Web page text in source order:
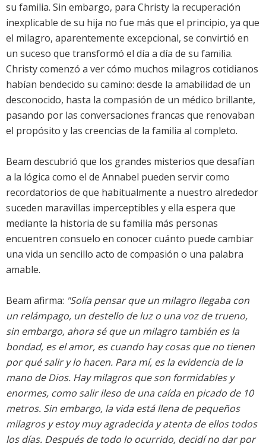
su familia. Sin embargo, para Christy la recuperación
inexplicable de su hija no fue más que el principio, ya que
el milagro, aparentemente excepcional, se convirtió en
un suceso que transformó el día a día de su familia.
Christy comenzó a ver cómo muchos milagros cotidianos
habían bendecido su camino: desde la amabilidad de un
desconocido, hasta la compasión de un médico brillante,
pasando por las conversaciones francas que renovaban
el propósito y las creencias de la familia al completo.
Beam descubrió que los grandes misterios que desafían
a la lógica como el de Annabel pueden servir como
recordatorios de que habitualmente a nuestro alrededor
suceden maravillas imperceptibles y ella espera que
mediante la historia de su familia más personas
encuentren consuelo en conocer cuánto puede cambiar
una vida un sencillo acto de compasión o una palabra
amable.
Beam afirma: "Solía pensar que un milagro llegaba con
un relámpago, un destello de luz o una voz de trueno,
sin embargo, ahora sé que un milagro también es la
bondad, es el amor, es cuando hay cosas que no tienen
por qué salir y lo hacen. Para mí, es la evidencia de la
mano de Dios. Hay milagros que son formidables y
enormes, como salir ileso de una caída en picado de 10
metros. Sin embargo, la vida está llena de pequeños
milagros y estoy muy agradecida y atenta de ellos todos
los días. Después de todo lo ocurrido, decidí no dar por